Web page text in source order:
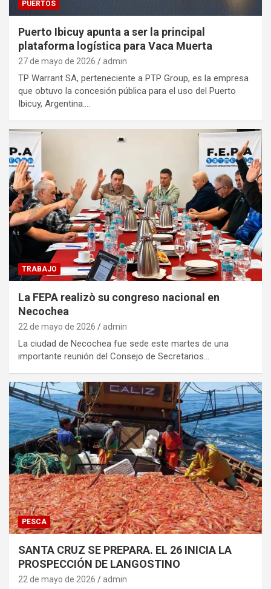
PUERTOS
Puerto Ibicuy apunta a ser la principal
plataforma logística para Vaca Muerta
27 de mayo de 2026 admin
TP Warrant SA, perteneciente a PTP Group, es la empresa
que obtuvo la concesión pública para el uso del Puerto
Ibicuy, Argentina.…
TRABAJO
La FEPA realizò su congreso nacional en
Necochea
22 de mayo de 2026 admin
La ciudad de Necochea fue sede este martes de una
importante reunión del Consejo de Secretarios…
PESCA
SANTA CRUZ SE PREPARA. EL 26 INICIA LA
PROSPECCIÓN DE LANGOSTINO
22 de mayo de 2026 admin